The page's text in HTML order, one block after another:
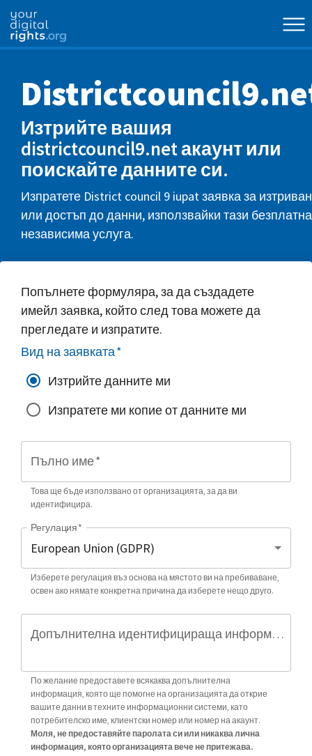
Изтрийте вашия
districtcouncil9.net акаунт или
поискайте данните си.
Изпратете District council 9 iupat заявка за
или достъп до данни, използвайки тази
независима услуга.
Попълнете формуляра, за да създадете
имейл заявка, който след това можете да
прегледате и изпратите.
Вид на заявката*
Изтрийте данните ми
Изпратете ми копие от данните ми
Пълно име*
Това ще бъде използвано от организацията, за да ви
идентифицира.
Регулация*
Изберете регулация въз основа на мястото ви на пребиваване,
освен ако нямате конкретна причина да изберете нещо друго.
Допълнителна идентифицираща информация (по избор)
По желание предоставете всякаква допълнителна
информация, която ще помогне на организацията да открие
вашите данни в техните информационни системи, като
потребителско име, клиентски номер или номер на акаунт.
Моля, не предоставяйте паролата си или никаква лична
информация, която организацията вече не притежава.